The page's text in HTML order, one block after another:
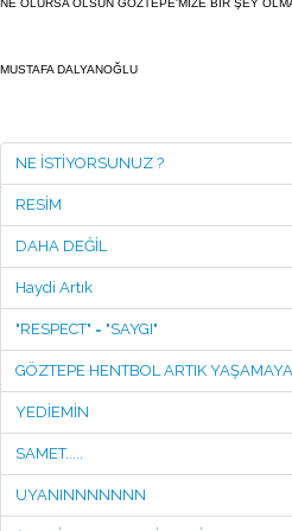
NE OLURSA OLSUN GÖZTEPE'MİZE BİR ŞEY
MUSTAFA DALYANOĞLU
NE İSTİYORSUNUZ ?
RESİM
DAHA DEĞİL
Haydi Artık
"RESPECT" = "SAYGI"
GÖZTEPE HENTBOL ARTIK
YEDİEMİN
SAMET.....
UYANINNNNNNN